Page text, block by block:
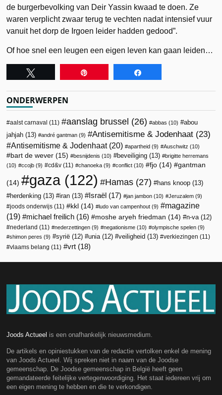
de burgerbevolking van Deir Yassin kwaad te doen. Ze
waren verplicht zwaar terug te vechten nadat intensief vuur
vanuit het dorp de Irgoen leider hadden gedood”.
Of hoe snel een leugen een eigen leven kan gaan leiden…
ONDERWERPEN
aalst carnaval (11) aanslag brussel (26) abbas (10)
abou
jahjah (13) andré gantman (9) Antisemitisme & Jodenhaat (23)
Antisemitisme & Jodenhaat(20) apartheid (9) Auschwitz (10)
bart de wever (15) besnijdenis (10) beveiliging (13)
brigitte herremans
(10)
ccojb (9) cd&v (11) chanoeka (9) conflict (10) fjo (14) gantman
(14) gaza (122) Hamas (27) hans knoop (13)
herdenking (13) iran (13) Israël (17) jan jambon (10) Jeruzalem (9)
joods onderwijs (11) kkl (14) ludo van campenhout (9)
magazine
(19)
michael freilich (16) moshe aryeh friedman (14) n-va (12)
nederland (11) nederzettingen (9) negationisme (10) olympische spelen (9)
shimon peres (9) syrië (12) unia (12) veiligheid (13) verkiezingen (11)
vlaams belang (11) vrt (18)
Joods Actueel is een onafhankelijk nieuwsmedium.
De artikels en opiniestukken van de redactie vertolken enkel de mening
van Joods Actueel. Wij spreken niet in naam van de Joodse
gemeenschap. De Joodse gemeenschap in België heeft geen
gemandateerde feitelijke vertegenwoordiging. Het staat iedereen vrij om
een eigen mening te hebben en die te verkondigen.